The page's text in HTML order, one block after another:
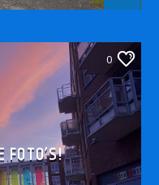
0
FOTO’S!